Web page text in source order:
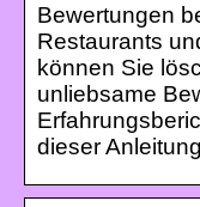
Bewertungen
Restaurants
können Sie
unliebsame
dieser